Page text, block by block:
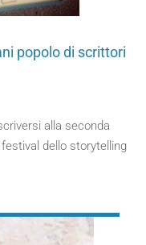
popolo di scrittori
alla seconda
festival dello storytelling